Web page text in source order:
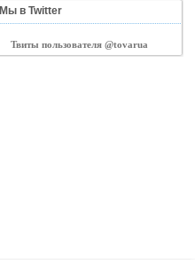
Мы в Twitter
Твиты пользователя @tovarua